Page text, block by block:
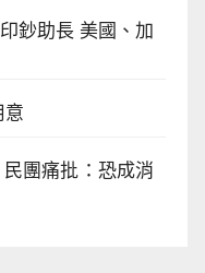
鈔助長 美國、加
意
團痛批：恐成消